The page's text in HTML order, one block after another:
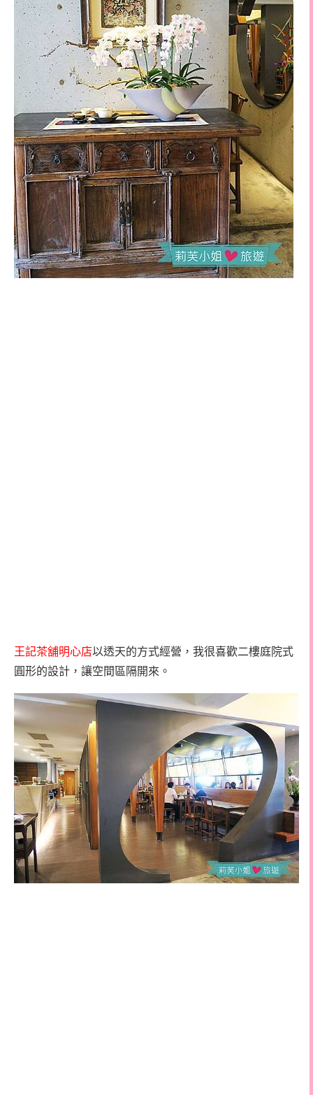
王記茶舖明心店以透天的方式經營，我很喜歡二樓庭院式
圓形的設計，讓空間區隔開來。